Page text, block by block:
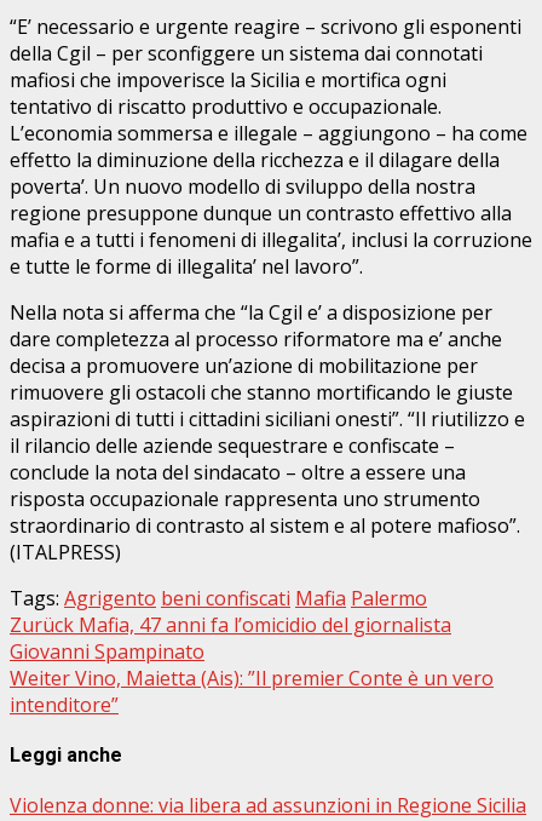
“E’ necessario e urgente reagire – scrivono gli esponenti
della Cgil – per sconfiggere un sistema dai connotati
mafiosi che impoverisce la Sicilia e mortifica ogni
tentativo di riscatto produttivo e occupazionale.
L’economia sommersa e illegale – aggiungono – ha come
effetto la diminuzione della ricchezza e il dilagare della
poverta’. Un nuovo modello di sviluppo della nostra
regione presuppone dunque un contrasto effettivo alla
mafia e a tutti i fenomeni di illegalita’, inclusi la corruzione
e tutte le forme di illegalita’ nel lavoro”.
Nella nota si afferma che “la Cgil e’ a disposizione per
dare completezza al processo riformatore ma e’ anche
decisa a promuovere un’azione di mobilitazione per
rimuovere gli ostacoli che stanno mortificando le giuste
aspirazioni di tutti i cittadini siciliani onesti”. “Il riutilizzo e
il rilancio delle aziende sequestrare e confiscate –
conclude la nota del sindacato – oltre a essere una
risposta occupazionale rappresenta uno strumento
straordinario di contrasto al sistem e al potere mafioso”.
(ITALPRESS)
Tags: Agrigento beni confiscati Mafia Palermo
Beitragsnavigation
Zurück Mafia, 47 anni fa l’omicidio del giornalista
Giovanni Spampinato
WeiterVino, Maietta (Ais): ”Il premier Conte è un vero
intenditore”
Leggi anche
Violenza donne: via libera ad assunzioni in Regione Sicilia